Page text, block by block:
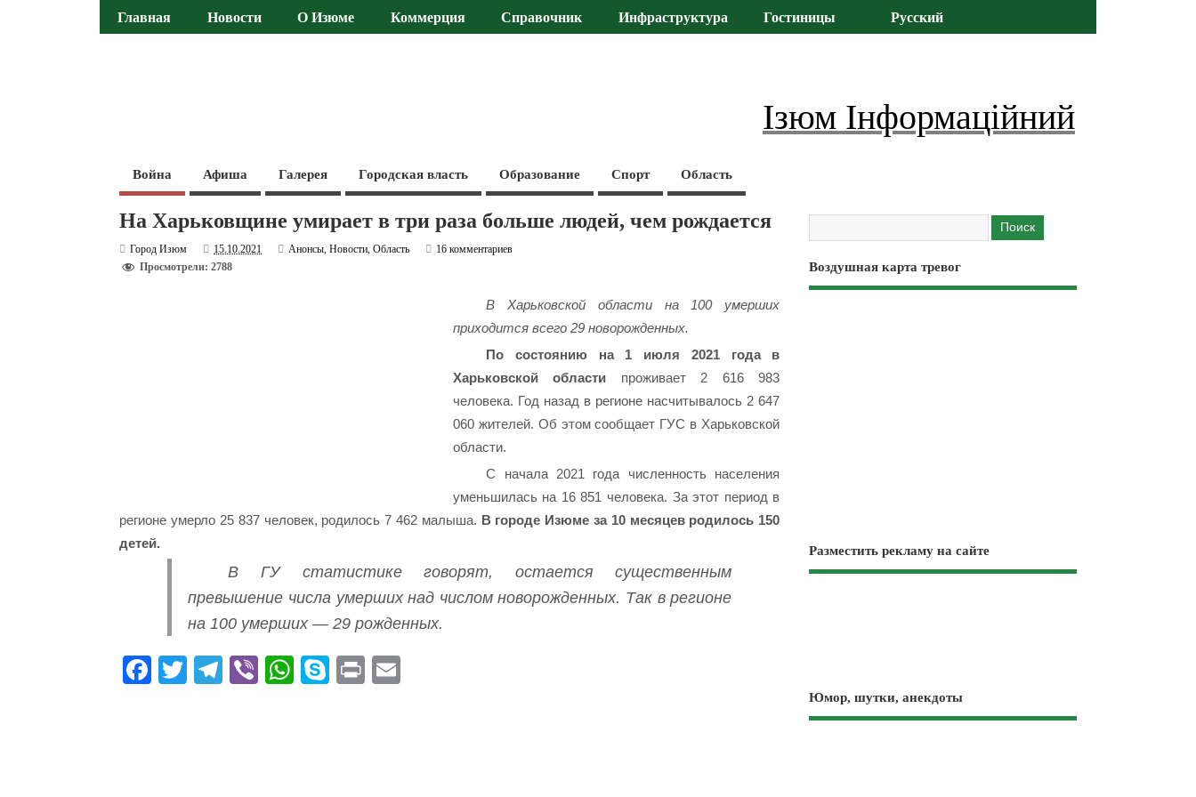
Главная Новости О Изюме Коммерция Справочник Инфраструктура Гостиницы Русский
Ізюм Інформаційний
Война Афиша Галерея Городская власть Образование Спорт Область
На Харьковщине умирает в три раза больше людей, чем рождается
Город Изюм 15.10.2021 Анонсы,Новости,Область
16 комментариев
Просмотрели: 2788
В Харьковской области на 100 умерших
приходится всего 29 новорожденных.
По состоянию на 1 июля 2021 года в
Харьковской области проживает 2 616 983
человека. Год назад в регионе насчитывалось 2 647
060 жителей. Об этом сообщает ГУС в Харьковской
области.
С начала 2021 года численность населения
уменьшилась на 16 851 человека. За этот период в
регионе умерло 25 837 человек, родилось 7 462 малыша. В городе Изюме за 10 месяцев родилось 150
детей.
В ГУ статистике говорят, остается существенным
превышение числа умерших над числом новорожденных. Так в регионе
на 100 умерших — 29 рожденных.
Fa T
Te Vi
W
S
Pr
Воздушная карта тревог
Разместить рекламу на сайте
Юмор, шутки, анекдоты